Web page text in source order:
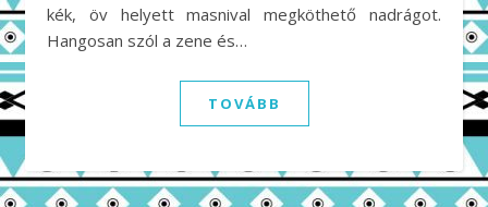
kék, öv helyett masnival megköthető nadrágot.
Hangosan szól a zene és…
TOVÁBB